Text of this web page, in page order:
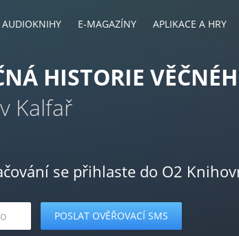
AUDIOKNIHY E-MAGAZÍNY APLIKACE A HRY
HISTORIE
Kalfař
se přihlaste do O2